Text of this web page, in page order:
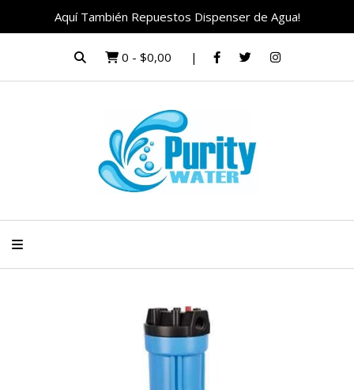
Aquí También Repuestos Dispenser de Agua!
0 - $0,00